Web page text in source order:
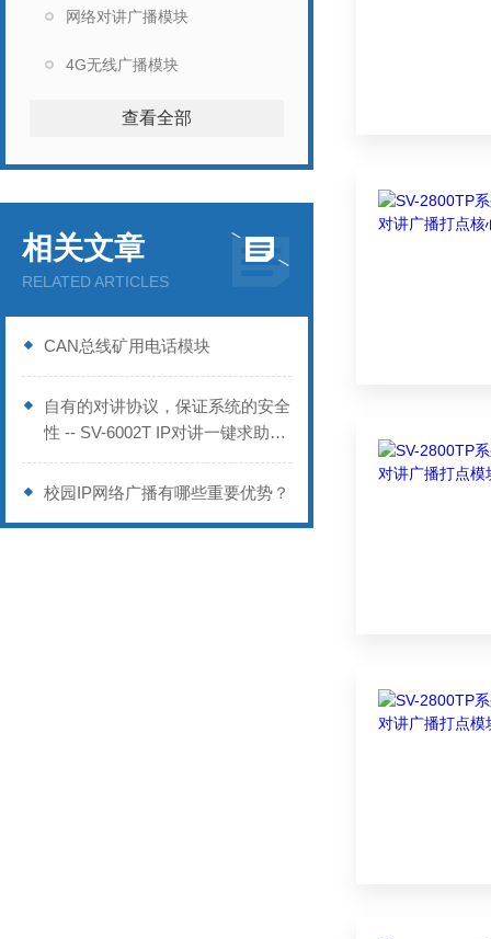
网络对讲广播模块
4G无线广播模块
查看全部
相关文章
RELATED ARTICLES
CAN总线矿用电话模块
自有的对讲协议，保证系统的安全
性 -- SV-6002T IP对讲一键求助终
端
校园IP网络广播有哪些重要优势？